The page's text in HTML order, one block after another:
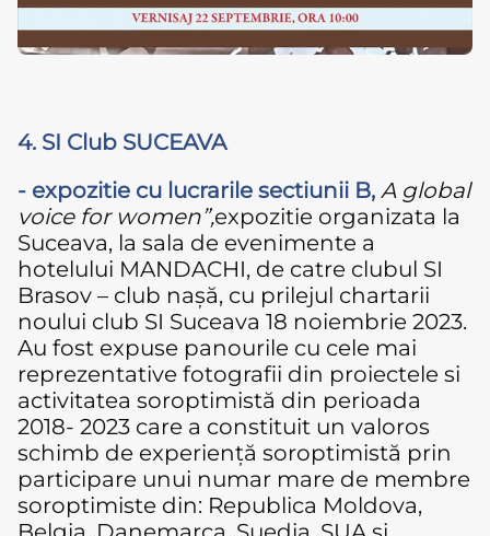
4. SI Club SUCEAVA
- expozitie cu lucrarile sectiunii B, A global
voice for women”,expozitie organizata la
Suceava, la sala de evenimente a
hotelului MANDACHI, de catre clubul SI
Brasov – club nașă, cu prilejul chartarii
noului club SI Suceava 18 noiembrie 2023.
Au fost expuse panourile cu cele mai
reprezentative fotografii din proiectele si
activitatea soroptimistă din perioada
2018- 2023 care a constituit un valoros
schimb de experiență soroptimistă prin
participare unui numar mare de membre
soroptimiste din: Republica Moldova,